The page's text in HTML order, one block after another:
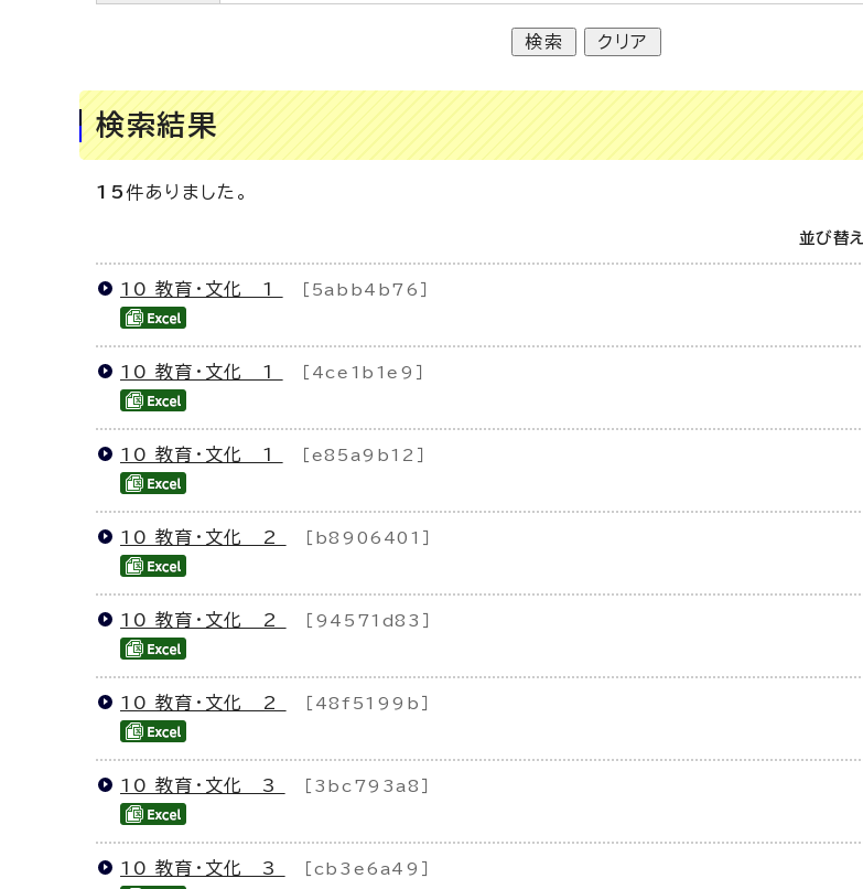
検索結果
15件ありました。
並び替え
10 教育・文化 1 ［5abb4b76］
10 教育・文化 1 ［4ce1b1e9］
10 教育・文化 1 ［e85a9b12］
10 教育・文化 2 ［b8906401］
10 教育・文化 2 ［94571d83］
10 教育・文化 2 ［48f5199b］
10 教育・文化 3 ［3bc793a8］
10 教育・文化 3 ［cb3e6a49］